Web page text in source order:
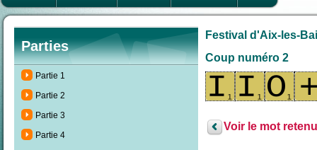
Parties
Partie 1
Partie 2
Partie 3
Partie 4
Festival d'Aix-les-
Coup numéro 2
Voir le mot